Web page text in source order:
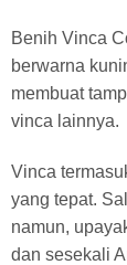
Benih Vinca
berwarna
membuat
vinca lainnya.
Vinca
yang tepat.
namun,
dan sesekali